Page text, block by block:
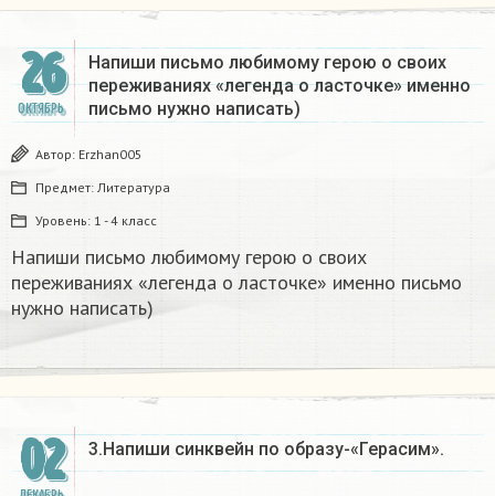
26
ОКТЯБРЬ
Напиши письмо любимому герою о своих
переживаниях «легенда о ласточке» именно
письмо нужно написать)
Автор: Erzhan005
Предмет: Литература
Уровень: 1 - 4 класс
Напиши письмо любимому герою о своих
переживаниях «легенда о ласточке» именно письмо
нужно написать)
02 3.Напиши синквейн по образу-«Герасим».